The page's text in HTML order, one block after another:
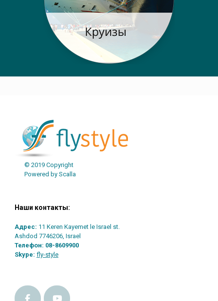
© 2019 Copyright
Powered by Scalla
Наши контакты:
Адрес: 11 Keren Kayemet le Israel st.
Ashdod 7746206, Israel
Телефон: 08-8609900
Skype: fly-style